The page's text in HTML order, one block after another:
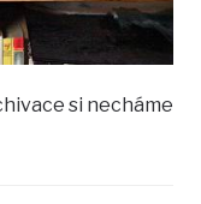
si necháme